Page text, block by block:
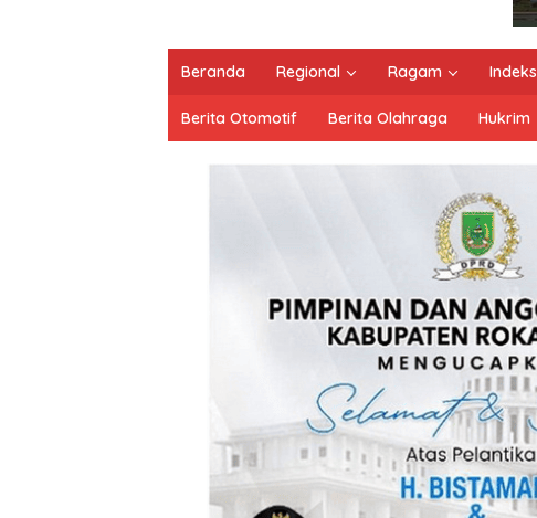
Beranda Regional Ragam Indeks
Berita Otomotif Berita Olahraga Hukrim